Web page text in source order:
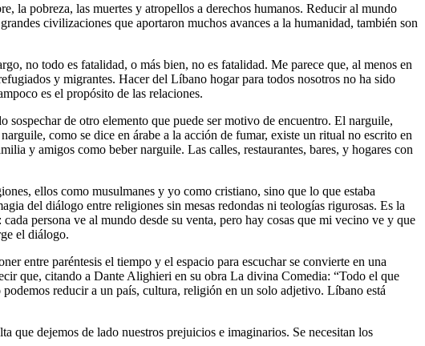
la pobreza, las muertes y atropellos a derechos humanos. Reducir al mundo
civilizaciones que aportaron muchos avances a la humanidad, también son
no todo es fatalidad, o más bien, no es fatalidad. Me parece que, al menos en
y migrantes. Hacer del Líbano hogar para todos nosotros no ha sido
es el propósito de las relaciones.
de otro elemento que puede ser motivo de encuentro. El narguile,
como se dice en árabe a la acción de fumar, existe un ritual no escrito en
y amigos como beber narguile. Las calles, restaurantes, bares, y hogares con
ellos como musulmanes y yo como cristiano, sino que lo que estaba
del diálogo entre religiones sin mesas redondas ni teologías rigurosas. Es la
persona ve al mundo desde su venta, pero hay cosas que mi vecino ve y que
el diálogo.
entre paréntesis el tiempo y el espacio para escuchar se convierte en una
que, citando a Dante Alighieri en su obra La divina Comedia: “Todo el que
reducir a un país, cultura, religión en un solo adjetivo. Líbano está
que dejemos de lado nuestros prejuicios e imaginarios. Se necesitan los